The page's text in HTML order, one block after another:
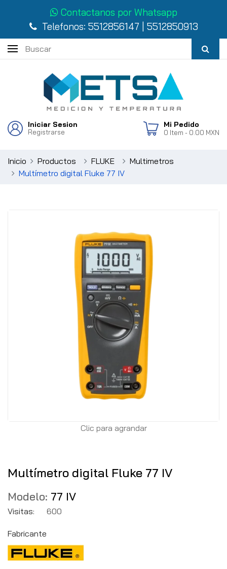
Contactanos por Whatsapp
Telefonos: 5512856147 5512850913
Iniciar Sesion
Registrarse
Mi Pedido
0 Item - 0.00 MXN
Inicio Productos FLUKE
Multimetros
Multímetro digital Fluke 77 IV
Clic para agrandar
Multímetro digital Fluke 77 IV
Modelo: 77 IV
Visitas: 600
Fabricante